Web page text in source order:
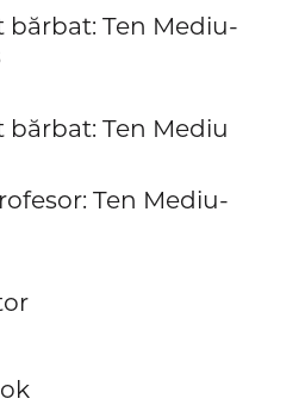
bărbat: Ten Mediu-
bărbat: Ten Mediu
Ten Mediu-